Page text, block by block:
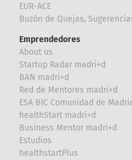
EUR-ACE
Buzón de Quejas,
Emprendedores
About us
Startup Radar madri+d
BAN madri+d
Red de Mentores madri+d
ESA BIC Comunidad de
healthStart madri+d
Business Mentor madri+d
Estudios
healthstartPlus